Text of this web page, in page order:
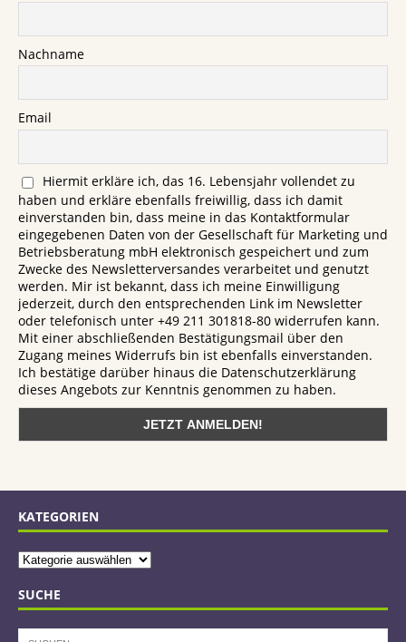
Nachname
Email
Hiermit erkläre ich, das 16. Lebensjahr vollendet zu
haben und erkläre ebenfalls freiwillig, dass ich damit
einverstanden bin, dass meine in das Kontaktformular
eingegebenen Daten von der Gesellschaft für Marketing und
Betriebsberatung mbH elektronisch gespeichert und zum
Zwecke des Newsletterversandes verarbeitet und genutzt
werden. Mir ist bekannt, dass ich meine Einwilligung
jederzeit, durch den entsprechenden Link im Newsletter
oder telefonisch unter +49 211 301818-80 widerrufen kann.
Mit einer abschließenden Bestätigungsmail über den
Zugang meines Widerrufs bin ist ebenfalls einverstanden.
Ich bestätige darüber hinaus die Datenschutzerklärung
dieses Angebots zur Kenntnis genommen zu haben.
KATEGORIEN
SUCHE